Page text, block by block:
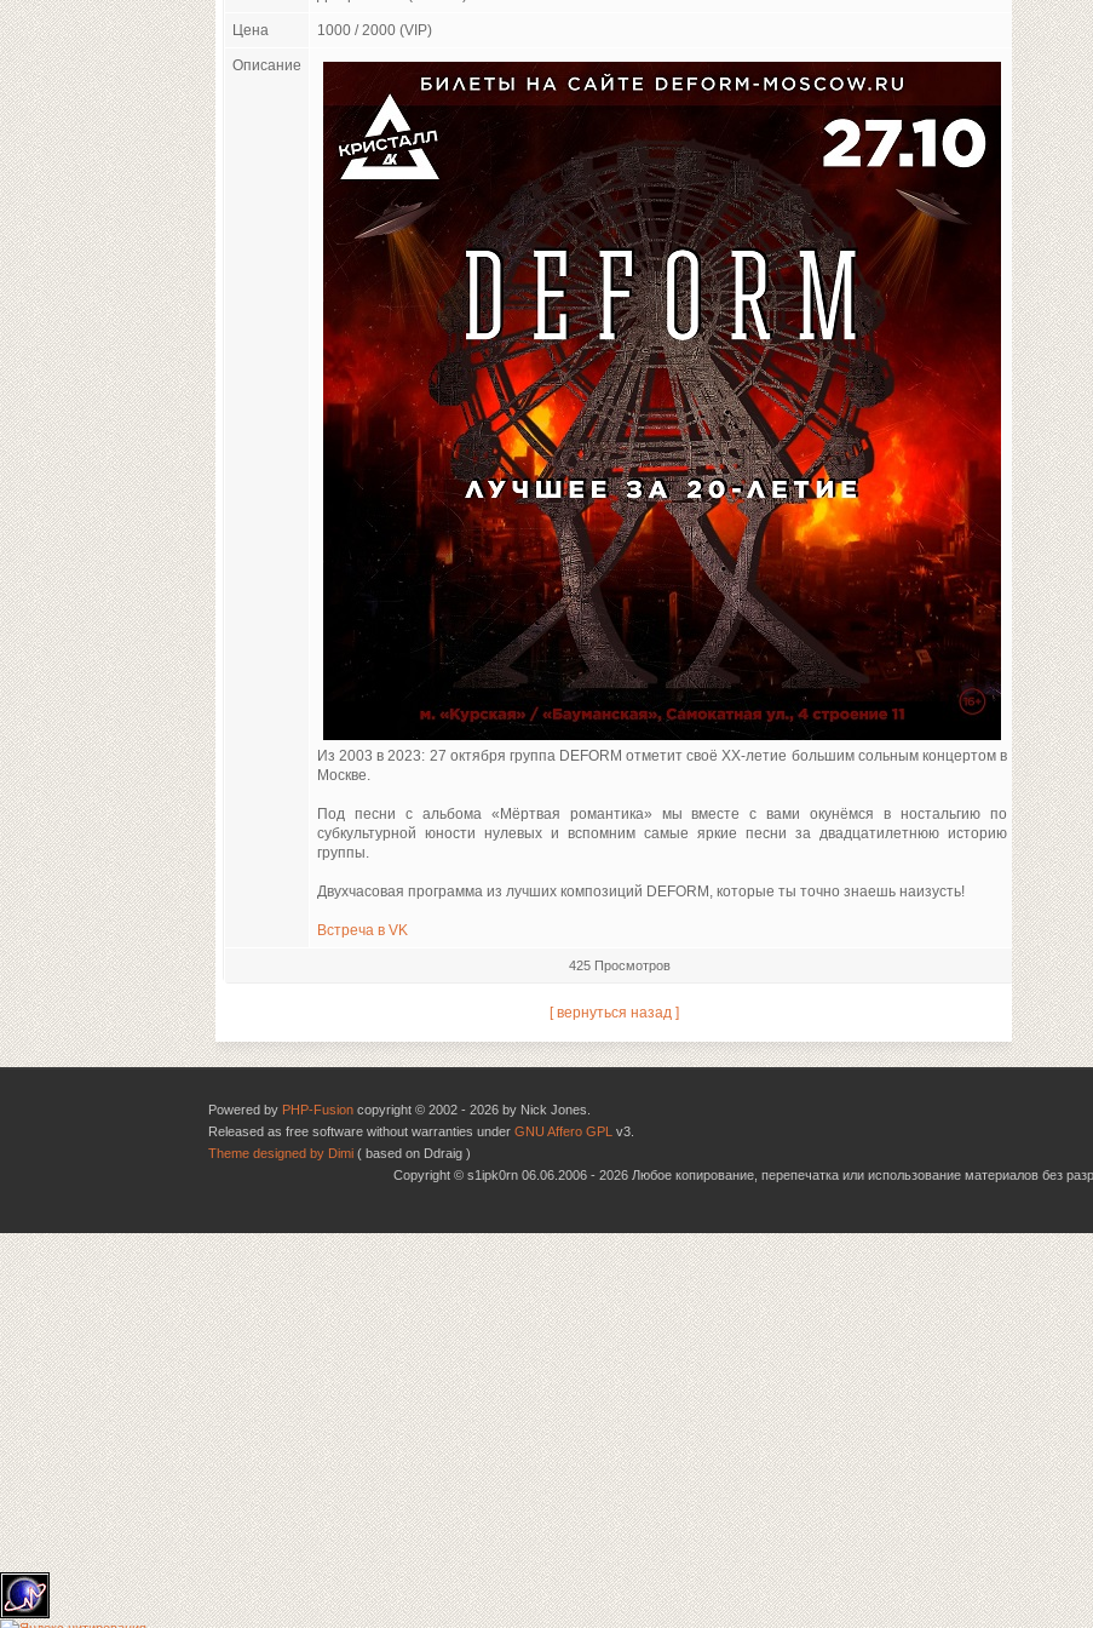
Цена 1000 / 2000 (VIP)
Описание
Из 2003 в 2023: 27 октября группа DEFORM отметит своё XX-летие большим сольным концертом в
Москве.
Под песни с альбома «Мёртвая романтика» мы вместе с вами окунёмся в ностальгию по
субкультурной юности нулевых и вспомним самые яркие песни за двадцатилетнюю историю
группы.
Двухчасовая программа из лучших композиций DEFORM, которые ты точно знаешь наизусть!
Встреча в VK
425 Просмотров
[ вернуться назад ]
Powered by PHP-Fusion copyright © 2002 - 2026 by Nick Jones.
Released as free software without warranties under GNU Affero GPL v3.
Theme designed by Dimi ( based on Ddraig )
Copyright © s1ipk0rn 06.06.2006 - 2026 Любое копирование, перепечатка или использование материалов без